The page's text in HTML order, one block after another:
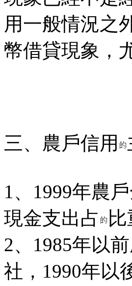
用一般情況之
幣借貸現象，
三、農戶信用
1、1999年農
現金支出占
2、1985年以
社，1990年以